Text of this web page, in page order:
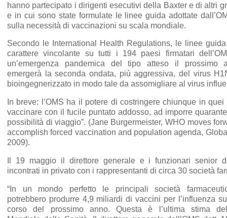
hanno partecipato i dirigenti esecutivi della Baxter e di altri
e in cui sono state formulate le linee guida adottate
sulla necessità di vaccinazioni su scala mondiale.
Secondo le International Health Regulations, le linee guida
carattere vincolante su tutti i 194 paesi firmatari
un’emergenza pandemica del tipo atteso il prossimo
emergerà la seconda ondata, più aggressiva, del virus
bioingegnerizzato in modo tale da assomigliare al virus
In breve: l’OMS ha il potere di costringere chiunque in
vaccinare con il fucile puntato addosso, ad imporre
possibilità di viaggio”. (Jane Burgermeister, WHO moves
accomplish forced vaccination and population agenda,
2009).
Il 19 maggio il direttore generale e i funzionari senior
incontrati in privato con i rappresentanti di circa 30 società
“In un mondo perfetto le principali società
potrebbero produrre 4,9 miliardi di vaccini per l’influenza
corso del prossimo anno. Questa è l’ultima stima